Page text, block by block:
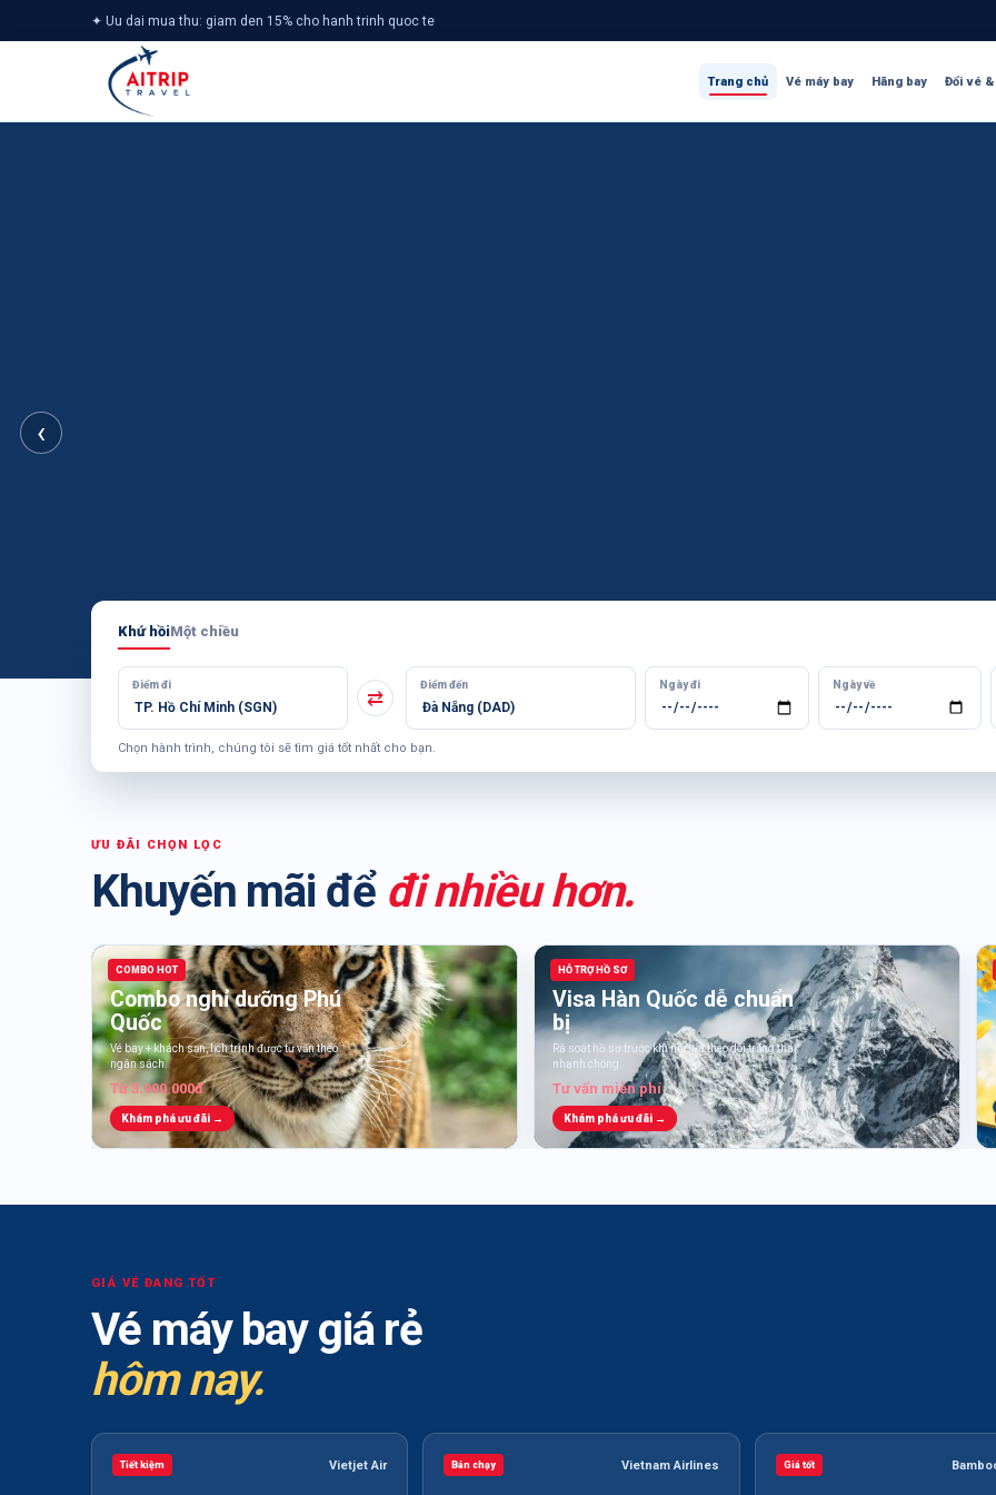
✦ Uu dai mua thu: giam den 15% cho hanh trinh quoc te
Trang chủ Vé máy bay Hãng bay Đổi vé
‹
Khứ hồiMột chiều
Điểm đi
⇄
Điểm đến Ngày đi Ngày về
Chọn hành trình, chúng tôi sẽ tìm giá tốt nhất cho bạn.
ƯU ĐÃI CHỌN LỌC
Khuyến mãi để đi nhiều hơn.
COMBO HOT
Combo nghỉ dưỡng Phú
Quốc
Vé bay + khách sạn, lịch trình được tư vấn theo
ngân sách.
Từ 3.990.000đ
Khám phá ưu đãi →
HỖ TRỢ HỒ SƠ
Visa Hàn Quốc dễ chuẩn
bị
Rà soát hồ sơ trước khi nộp và theo dõi trạng thái
nhanh chóng.
Tư vấn miễn phí
Khám phá ưu đãi →
GIÁ VÉ ĐANG TỐT
Vé máy bay giá rẻ
hôm nay.
Tiết kiệm Vietjet Air Bán chạy Vietnam Airlines Giá tốt